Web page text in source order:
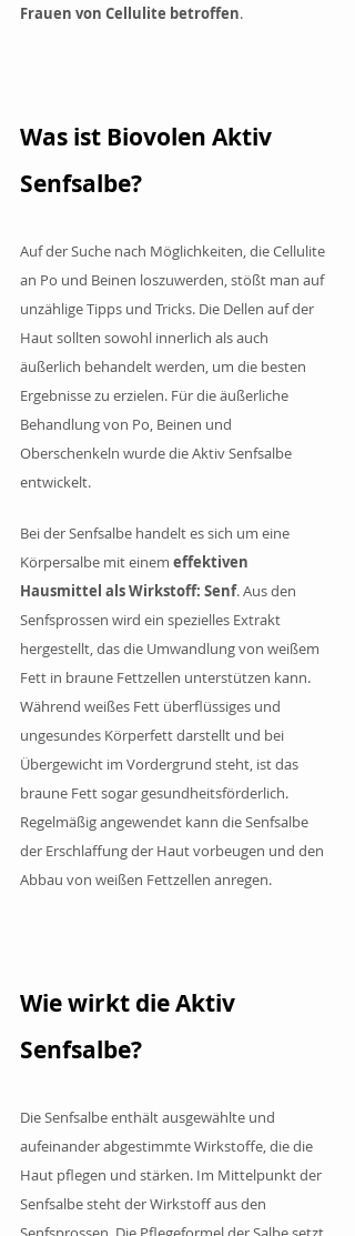
Frauen von Cellulite betroffen.
Was ist Biovolen Aktiv
Senfsalbe?
Auf der Suche nach Möglichkeiten, die Cellulite
an Po und Beinen loszuwerden, stößt man auf
unzählige Tipps und Tricks. Die Dellen auf der
Haut sollten sowohl innerlich als auch
äußerlich behandelt werden, um die besten
Ergebnisse zu erzielen. Für die äußerliche
Behandlung von Po, Beinen und
Oberschenkeln wurde die Aktiv Senfsalbe
entwickelt.
Bei der Senfsalbe handelt es sich um eine
Körpersalbe mit einem effektiven
Hausmittel als Wirkstoff: Senf. Aus den
Senfsprossen wird ein spezielles Extrakt
hergestellt, das die Umwandlung von weißem
Fett in braune Fettzellen unterstützen kann.
Während weißes Fett überflüssiges und
ungesundes Körperfett darstellt und bei
Übergewicht im Vordergrund steht, ist das
braune Fett sogar gesundheitsförderlich.
Regelmäßig angewendet kann die Senfsalbe
der Erschlaffung der Haut vorbeugen und den
Abbau von weißen Fettzellen anregen.
Wie wirkt die Aktiv
Senfsalbe?
Die Senfsalbe enthält ausgewählte und
aufeinander abgestimmte Wirkstoffe, die die
Haut pflegen und stärken. Im Mittelpunkt der
Senfsalbe steht der Wirkstoff aus den